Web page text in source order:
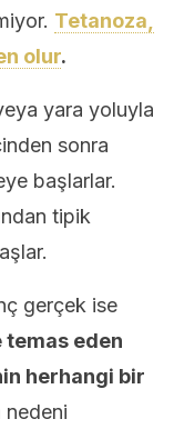
Tetanoza,
olur.
yara yoluyla
sonra
başlarlar.
tipik
gerçek ise
temas eden
herhangi bir
nedeni